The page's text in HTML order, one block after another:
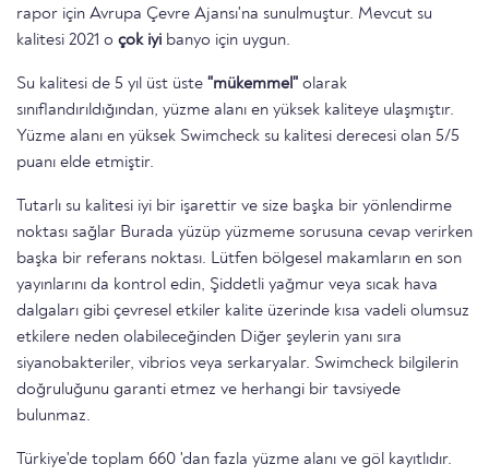
rapor için Avrupa Çevre Ajansı'na sunulmuştur. Mevcut su
kalitesi 2021 o çok iyi banyo için uygun.
Su kalitesi de 5 yıl üst üste "mükemmel" olarak
sınıflandırıldığından, yüzme alanı en yüksek kaliteye ulaşmıştır.
Yüzme alanı en yüksek Swimcheck su kalitesi derecesi olan 5/5
puanı elde etmiştir.
Tutarlı su kalitesi iyi bir işarettir ve size başka bir yönlendirme
noktası sağlar Burada yüzüp yüzmeme sorusuna cevap verirken
başka bir referans noktası. Lütfen bölgesel makamların en son
yayınlarını da kontrol edin, Şiddetli yağmur veya sıcak hava
dalgaları gibi çevresel etkiler kalite üzerinde kısa vadeli olumsuz
etkilere neden olabileceğinden Diğer şeylerin yanı sıra
siyanobakteriler, vibrios veya serkaryalar. Swimcheck bilgilerin
doğruluğunu garanti etmez ve herhangi bir tavsiyede
bulunmaz.
Türkiye'de toplam 660 'dan fazla yüzme alanı ve göl kayıtlıdır.